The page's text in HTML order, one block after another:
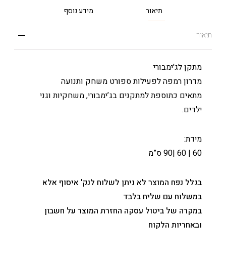
תיאור מידע נוסף
תיאור
מתקן לג'ימבורי
מדרון רמפה לפעילות ספורט משחק ותנועה
מתאים כתוספת למתקנים בג’ימבורי, משחקיות וגני
ילדים.
מידת:
60 | 60 |90 ס”מ
בגלל נפח המוצר לא ניתן לשלוח לנק' איסוף אלא
במשלוח עם שליח בלבד
במקרה של ביטול עסקה החזרת המוצר על חשבון
ובאחריות הלקוח